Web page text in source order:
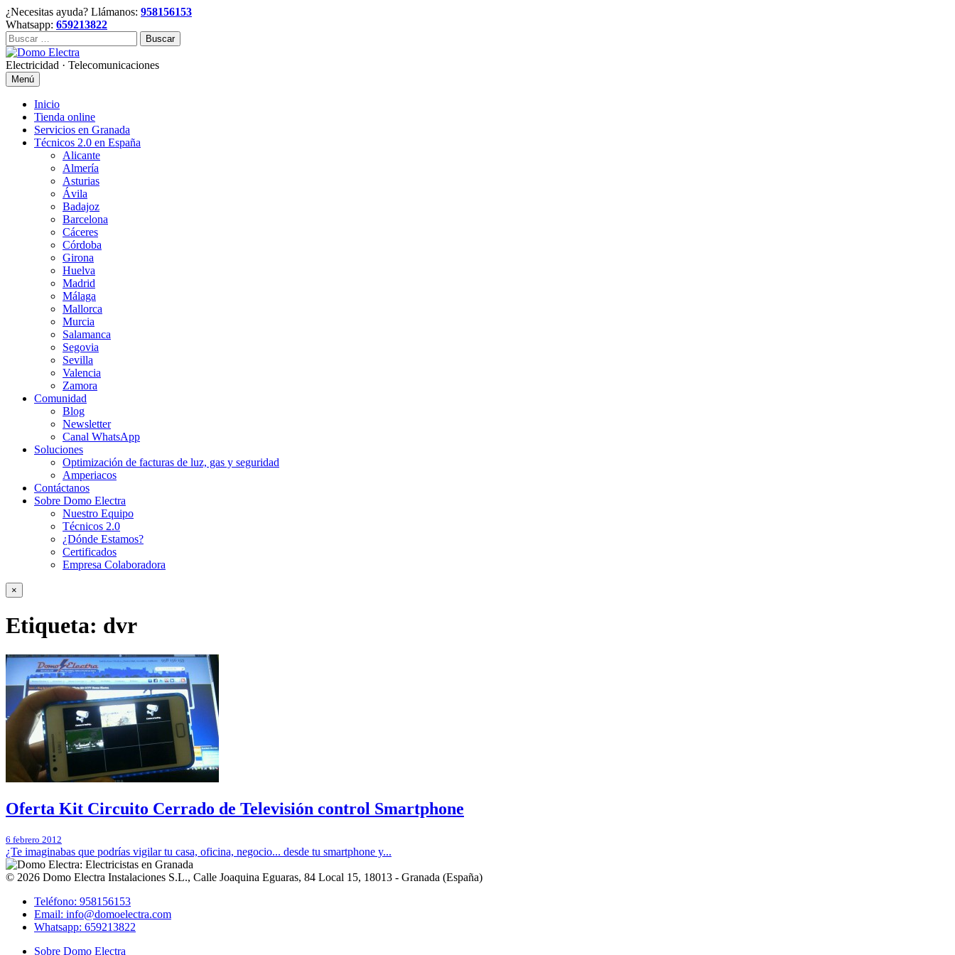
Skip
to
content
¿Necesitas ayuda? Llámanos: 958156153
Whatsapp: 659213822
Buscar:
Electricidad · Telecomunicaciones
Menú
Inicio
Tienda online
Servicios en Granada
Técnicos 2.0 en España
Alicante
Almería
Asturias
Ávila
Badajoz
Barcelona
Cáceres
Córdoba
Girona
Huelva
Madrid
Málaga
Mallorca
Murcia
Salamanca
Segovia
Sevilla
Valencia
Zamora
Comunidad
Blog
Newsletter
Canal WhatsApp
Soluciones
Optimización de facturas de luz, gas y seguridad
Amperiacos
Contáctanos
Sobre Domo Electra
Nuestro Equipo
Técnicos 2.0
¿Dónde Estamos?
Certificados
Empresa Colaboradora
×
Etiqueta: dvr
Oferta Kit Circuito Cerrado de Televisión control Smartphone
6 febrero 2012
¿Te imaginabas que podrías vigilar tu casa, oficina, negocio... desde tu smartphone y...
© 2026 Domo Electra Instalaciones S.L., Calle Joaquina Eguaras, 84 Local 15, 18013 - Granada (España)
Teléfono: 958156153
Email: info@domoelectra.com
Whatsapp: 659213822
Sobre Domo Electra